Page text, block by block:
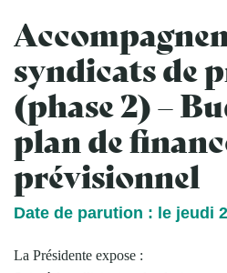
syndicats de
(phase 2) –
plan de
prévisionnel
Date de parution : le jeudi
La Présidente expose :